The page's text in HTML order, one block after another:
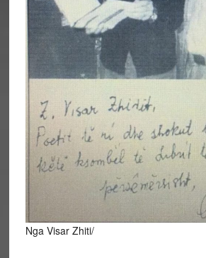
Nga Visar Zhiti/